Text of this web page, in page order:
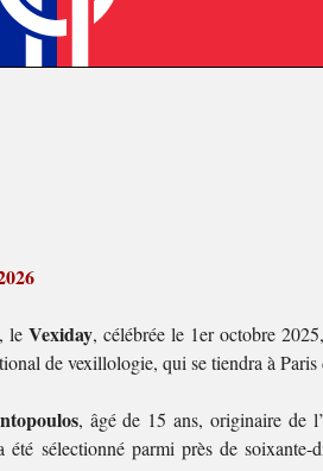
le Vexiday, célébrée le 1er octobre
de vexillologie, qui se tiendra à
, âgé de 15 ans, originaire de
sélectionné parmi près de soixante-